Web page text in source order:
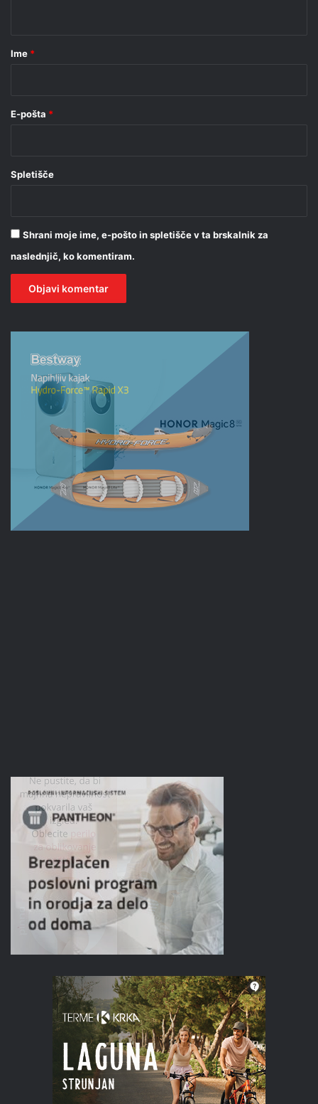
rIme *
E-pošta *
Spletišče
Shrani moje ime, e-pošto in spletišče v ta brskalnik za
naslednjič, ko komentiram.